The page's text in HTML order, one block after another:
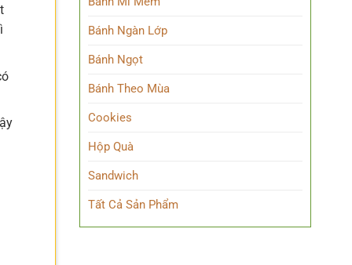
Bánh Ngàn Lớp
Bánh Ngọt
Bánh Theo Mùa
Cookies
Hộp Quà
Sandwich
Tất Cả Sản Phẩm